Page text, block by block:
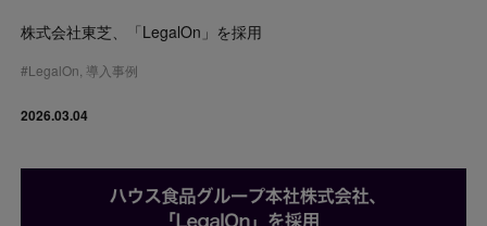
株式会社東芝、「LegalOn」を採用
#LegalOn 導入事例
2026.03.04